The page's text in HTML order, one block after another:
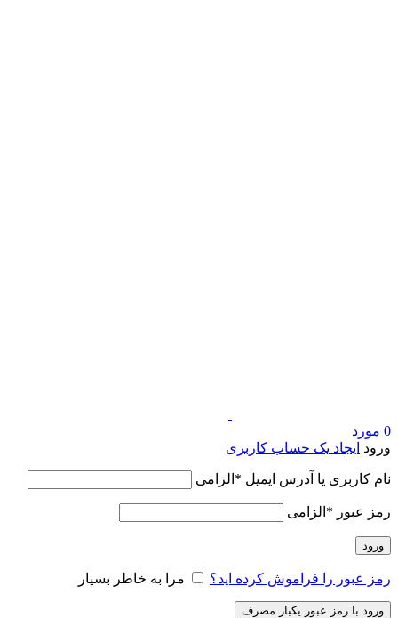
0 مورد
ورود ایجاد یک حساب کاربری
نام کاربری یا آدرس ایمیل * الزامی
رمز عبور * الزامی
ورود
رمز عبور را فراموش کرده اید؟ مرا به خاطر بسپار
ورود با رمز عبور یکبار مصرف